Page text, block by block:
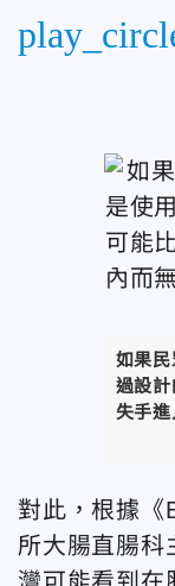
如果
過設
失手
對此，根據《
所大腸直腸科
灣可能看到在